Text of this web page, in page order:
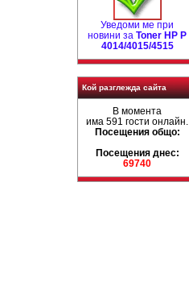
Уведоми ме при
новини за Toner HP P
4014/4015/4515
Кой разглежда сайта
В момента
има 591 гости онлайн.
Посещения общо:
Посещения днес:
69740